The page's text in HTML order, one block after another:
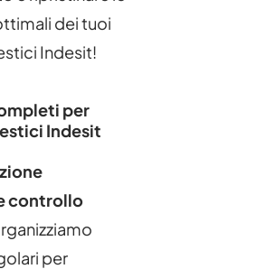
dei tuoi
Indesit!
per
Indesit
controllo
per